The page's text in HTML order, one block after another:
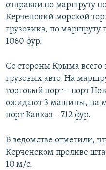
отправки по маршруту
Керченский морской
грузовика, по маршруту
1060 фур.
Со стороны Крыма всего
грузовых авто. На
торговый порт – порт
ожидают 3 машины, на
порт Кавказ – 712 фур.
В ведомстве отметили,
Керченском проливе
10 м/с.